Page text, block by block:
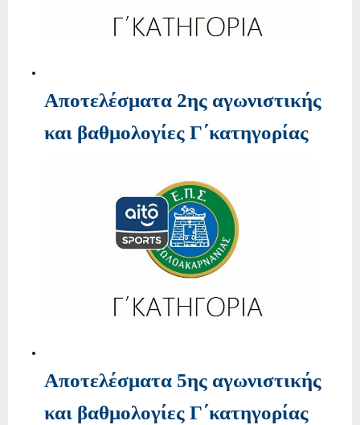
Αποτελέσματα 2ης αγωνιστικής
και βαθμολογίες Γ΄κατηγορίας
Αποτελέσματα 5ης αγωνιστικής
και βαθμολογίες Γ΄κατηγορίας